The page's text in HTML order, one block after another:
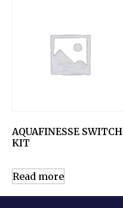
AQUAFINESSE SWITCH
KIT
Read more